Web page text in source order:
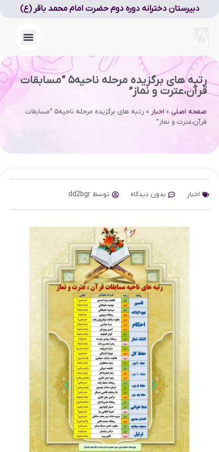
دبیرستان دخترانه دوره دوم حضرت امام محمد باقر (ع)
رتبه های برگزیده مرحله ناحیه۵ “مسابقات
قرآن‌،عترت و نماز”
صفحه اصلی » اخبار »
رتبه های برگزیده مرحله ناحیه۵ “مسابقات
قرآن‌،عترت و نماز”
اخبار بدون دیدگاه توسط